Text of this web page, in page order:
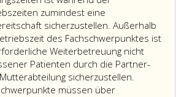
Personen
im
jeweiligen
Sonderfach
sicherzustellen
haben.
sowie
für
Psychosomatik
und
Kinder-
und
Jugendpsychosomatik
zumindest eine
sicherzustellen. Außerhalb
des Fachschwerpunktes ist
Weiterbetreuung nicht
Patienten durch die Partner-
sicherzustellen.
müssen über